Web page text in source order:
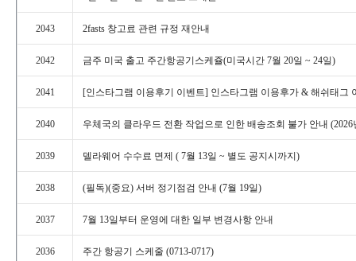
2043 2fasts창고료관련규정재안내
2042 금주미국출고주간항공기스케쥴(미국시간7월20일~24일)
2041 [인스타그램이용후기이벤트]인스타그램이용후가&해쉬태그
2040 우체국의클라우드전환작업으로인한배송조회불가안내(2026
2039 델라웨어수수료면제(7월13일~별도공지시까지)
2038 (필독)(중요)서버정기점검안내(7월19일)
2037 7월13일부터운영에대한일부변경사항안내
2036 주간항공기스케줄(0713-0717)